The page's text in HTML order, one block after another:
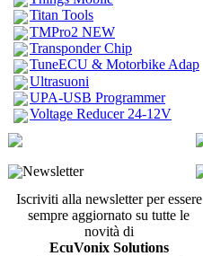
Titan Tools
TMPro2 NEW
Transponder Chip
TuneECU & Motorbike Adap
Ultrasuoni
UPA-USB Programmer
Voltage Reducer 24-12V
Newsletter
Iscriviti alla newsletter per essere
sempre aggiornato su tutte le
novità di
EcuVonix Solutions